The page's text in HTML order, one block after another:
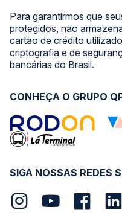
Para garantirmos que
protegidos, não
cartão de crédito
criptografia e de
bancárias do Brasil.
SIGA NOSSAS REDES
CONHEÇA O GRUPO